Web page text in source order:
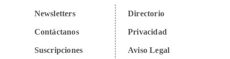
Newsletters
Contáctanos
Suscripciones
Directorio
Privacidad
Aviso Legal